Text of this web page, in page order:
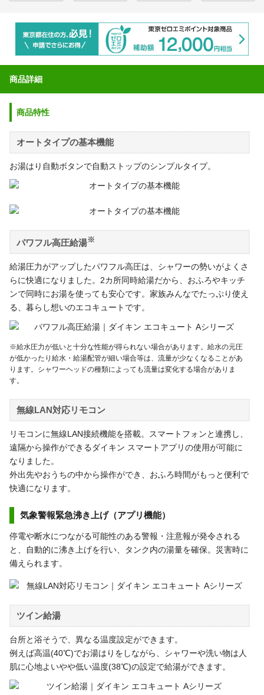
商品詳細
商品特性
オートタイプの基本機能
お湯はり自動ボタンで自動ストップのシンプルタイプ。
パワフル高圧給湯※
給湯圧力がアップしたパワフル高圧は、シャワーの勢いがよくさ
らに快適になりました。2カ所同時給湯だから、おふろやキッチ
ンで同時にお湯を使っても安心です。家族みんなでたっぷり使え
る、暮らし想いのエコキュートです。
※給水圧力が低いと十分な性能が得られない場合があります。給水の元圧
が低かったり給水・給湯配管が細い場合等は、流量が少なくなることがあ
ります。シャワーヘッドの種類によっても流量は変化する場合がありま
す。
無線LAN対応リモコン
リモコンに無線LAN接続機能を搭載。スマートフォンと連携し、
遠隔から操作ができるダイキン スマートアプリの使用が可能に
なりました。
外出先やおうちの中から操作ができ、おふろ時間がもっと便利で
快適になります。
気象警報緊急沸き上げ（アプリ機能）
停電や断水につながる可能性のある警報・注意報が発令される
と、自動的に沸き上げを行い、タンク内の湯量を確保。災害時に
備えられます。
ツイン給湯
台所と浴そうで、異なる温度設定ができます。
例えば高温(40℃)でお湯はりをしながら、シャワーや洗い物は人
肌に心地よいやや低い温度(38℃)の設定で給湯ができます。